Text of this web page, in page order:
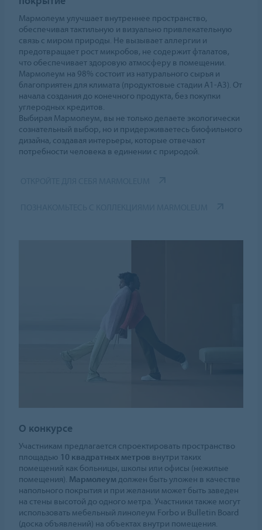
Мармолеум улучшает внутреннее пространство,
обеспечивая тактильную и визуально привлекательную
связь с миром природы. Не вызывает аллергии и
предотвращает рост микробов, не содержит фталатов,
что обеспечивает здоровую атмосферу в помещении.
Мармолеум на 98% состоит из натурального сырья и
благоприятен для климата (продуктовые стадии А1-А3). От
начала создания до конечного продукта, без покупки
углеродных кредитов.
Выбирая Мармолеум, вы не только делаете экологически
сознательный выбор, но и придерживаетесь биофильного
дизайна, создавая интерьеры, которые отвечают
потребности человека в единении с природой.
О конкурсе
Участникам предлагается спроектировать пространство
площадью 10 квадратных метров внутри таких
помещений как больницы, школы или офисы (нежилые
помещения). Мармолеум должен быть уложен в качестве
напольного покрытия и при желании может быть заведен
на стены высотой до одного метра. Участники также могут
использовать мебельный линолеум Forbo и Bulletin Board
(доска объявлений) на объектах внутри помещения.